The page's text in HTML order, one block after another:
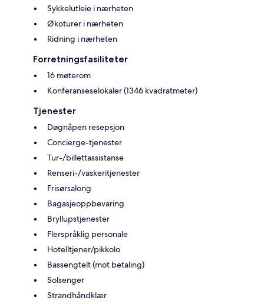
Sykkelutleie i nærheten
Økoturer i nærheten
Ridning i nærheten
Forretningsfasiliteter
16 møterom
Konferanseselokaler (1346 kvadratmeter)
Tjenester
Døgnåpen resepsjon
Concierge-tjenester
Tur-/billettassistanse
Renseri-/vaskeritjenester
Frisørsalong
Bagasjeoppbevaring
Bryllupstjenester
Flerspråklig personale
Hotelltjener/pikkolo
Bassengtelt (mot betaling)
Solsenger
Strandhåndklær